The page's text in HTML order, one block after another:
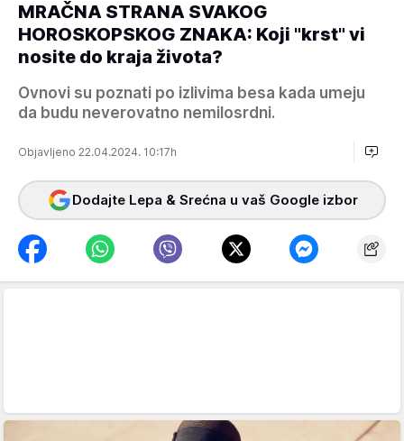
MRAČNA STRANA SVAKOG
HOROSKOPSKOG ZNAKA: Koji "krst" vi
nosite do kraja života?
Ovnovi su poznati po izlivima besa kada umeju
da budu neverovatno nemilosrdni.
Objavljeno 22.04.2024. 10:17h
Dodajte Lepa & Srećna u vaš Google izbor